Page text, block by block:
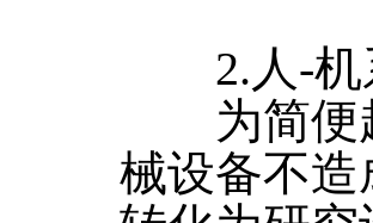
2.人-机
为简便起
械设备不